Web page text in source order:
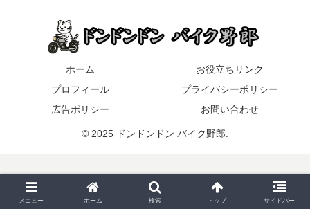
ホーム
お役立ちリンク
プロフィール
プライバシーポリシー
広告ポリシー
お問い合わせ
© 2025 ドンドンドン バイク野郎.
メニュー ホーム 検索 トップ サイドバー